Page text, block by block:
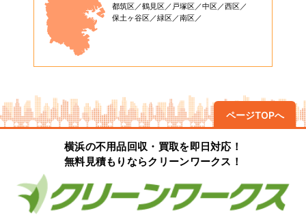
都筑区
鶴見区 戸塚区 中区
西区
保土ヶ谷区
緑区 南区
ページTOPへ
横浜の不用品回収・買取を即日対応！
無料見積もりならクリーンワークス！